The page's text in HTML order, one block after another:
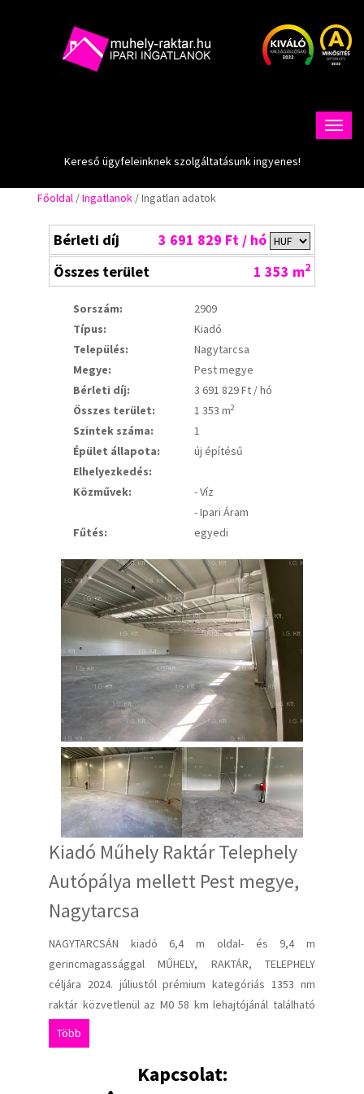
Kereső ügyfeleinknek szolgáltatásunk ingyenes!
Főoldal /Ingatlanok / Ingatlan adatok
Bérleti díj
3 691 829 Ft / hó
Összes terület
1 353 m2
Sorszám:
2909
Típus:
Kiadó
Település:
Nagytarcsa
Megye:
Pest megye
Bérleti díj:
3 691 829 Ft / hó
Összes terület:
1 353 m2
Szintek száma:
1
Épület állapota:
új építésű
Elhelyezkedés:
Közművek:
- Víz
- Ipari Áram
Fűtés:
egyedi
Kiadó Műhely Raktár Telephely
Autópálya mellett Pest megye,
Nagytarcsa
NAGYTARCSÁN kiadó 6,4 m oldal- és 9,4 m
gerincmagassággal MŰHELY, RAKTÁR, TELEPHELY
céljára 2024. júliustól prémium kategóriás 1353 nm
raktár közvetlenül az M0 58 km lehajtójánál található
kötelezettség mentes terület. Az épületre jellemző
paraméterek: 20 cm-es ipari padló 5t/nm teherbírás ,
10 cm-es hőszigetelt burkolat, műanyag, hőszigetelt
Több
Kapcsolat: